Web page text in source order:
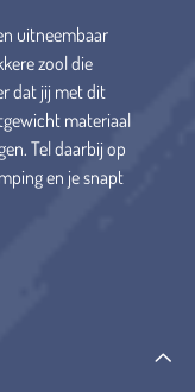
uitneembaar
zool die
dat jij met dit
materiaal
Tel daarbij op
en je snapt